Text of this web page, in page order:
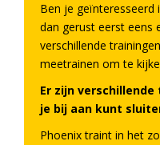
Ben je geïnteresseerd
dan gerust eerst eens
verschillende
meetrainen om te
Er zijn
je bij aan kunt
Phoenix traint in het